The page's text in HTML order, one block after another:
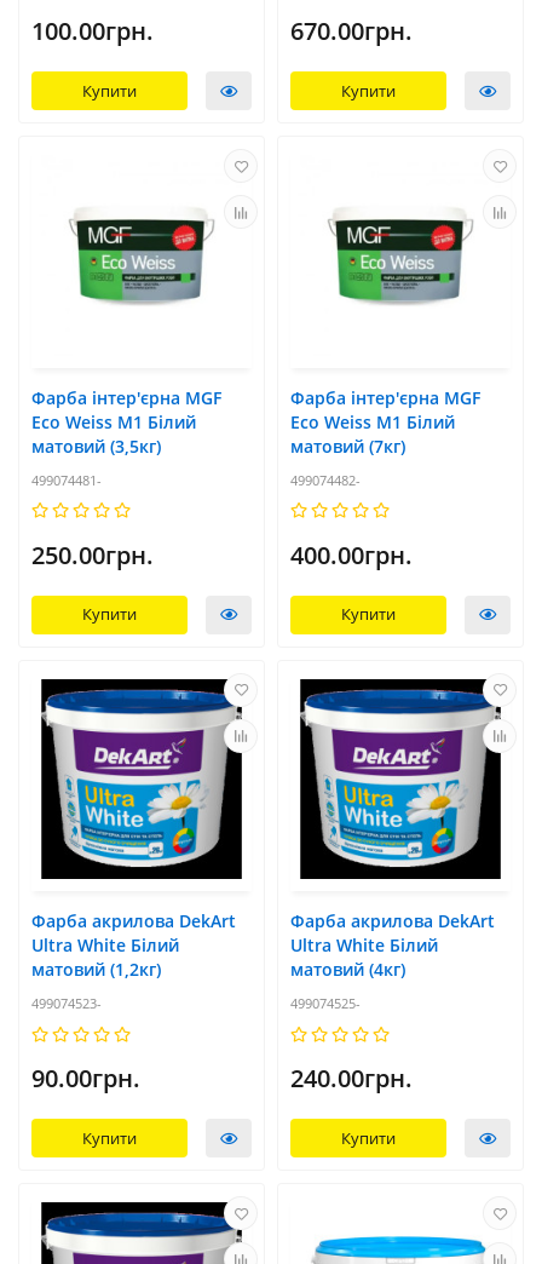
100.00грн.
Купити
670.00грн.
Купити
Фарба інтер'єрна MGF
Eco Weiss M1 Білий
матовий (3,5кг)
499074481-
250.00грн.
Купити
Фарба інтер'єрна MGF
Eco Weiss M1 Білий
матовий (7кг)
499074482-
400.00грн.
Купити
Фарба акрилова DekArt
Ultra White Білий
матовий (1,2кг)
499074523-
90.00грн.
Купити
Фарба акрилова DekArt
Ultra White Білий
матовий (4кг)
499074525-
240.00грн.
Купити